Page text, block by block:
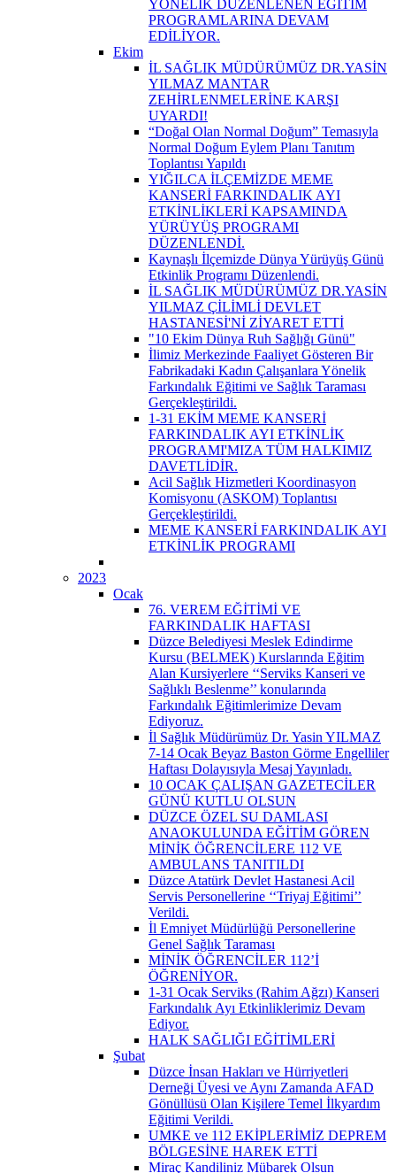
YÖNELİK DÜZENLENEN EĞİTİM
PROGRAMLARINA DEVAM
EDİLİYOR.
Ekim
İL SAĞLIK MÜDÜRÜMÜZ DR.YASİN
YILMAZ MANTAR
ZEHİRLENMELERİNE KARŞI
UYARDI!
“Doğal Olan Normal Doğum” Temasıyla
Normal Doğum Eylem Planı Tanıtım
Toplantısı Yapıldı
YIĞILCA İLÇEMİZDE MEME
KANSERİ FARKINDALIK AYI
ETKİNLİKLERİ KAPSAMINDA
YÜRÜYÜŞ PROGRAMI
DÜZENLENDİ.
Kaynaşlı İlçemizde Dünya Yürüyüş Günü
Etkinlik Programı Düzenlendi.
İL SAĞLIK MÜDÜRÜMÜZ DR.YASİN
YILMAZ ÇİLİMLİ DEVLET
HASTANESİ'Nİ ZİYARET ETTİ
"10 Ekim Dünya Ruh Sağlığı Günü"
İlimiz Merkezinde Faaliyet Gösteren Bir
Fabrikadaki Kadın Çalışanlara Yönelik
Farkındalık Eğitimi ve Sağlık Taraması
Gerçekleştirildi.
1-31 EKİM MEME KANSERİ
FARKINDALIK AYI ETKİNLİK
PROGRAMI'MIZA TÜM HALKIMIZ
DAVETLİDİR.
Acil Sağlık Hizmetleri Koordinasyon
Komisyonu (ASKOM) Toplantısı
Gerçekleştirildi.
MEME KANSERİ FARKINDALIK AYI
ETKİNLİK PROGRAMI
2023
Ocak
76. VEREM EĞİTİMİ VE
FARKINDALIK HAFTASI
Düzce Belediyesi Meslek Edindirme
Kursu (BELMEK) Kurslarında Eğitim
Alan Kursiyerlere ‘‘Serviks Kanseri ve
Sağlıklı Beslenme’’ konularında
Farkındalık Eğitimlerimize Devam
Ediyoruz.
İl Sağlık Müdürümüz Dr. Yasin YILMAZ
7-14 Ocak Beyaz Baston Görme Engelliler
Haftası Dolayısıyla Mesaj Yayınladı.
10 OCAK ÇALIŞAN GAZETECİLER
GÜNÜ KUTLU OLSUN
DÜZCE ÖZEL SU DAMLASI
ANAOKULUNDA EĞİTİM GÖREN
MİNİK ÖĞRENCİLERE 112 VE
AMBULANS TANITILDI
Düzce Atatürk Devlet Hastanesi Acil
Servis Personellerine ‘‘Triyaj Eğitimi’’
Verildi.
İl Emniyet Müdürlüğü Personellerine
Genel Sağlık Taraması
MİNİK ÖĞRENCİLER 112’İ
ÖĞRENİYOR.
1-31 Ocak Serviks (Rahim Ağzı) Kanseri
Farkındalık Ayı Etkinliklerimiz Devam
Ediyor.
HALK SAĞLIĞI EĞİTİMLERİ
Şubat
Düzce İnsan Hakları ve Hürriyetleri
Derneği Üyesi ve Aynı Zamanda AFAD
Gönüllüsü Olan Kişilere Temel İlkyardım
Eğitimi Verildi.
UMKE ve 112 EKİPLERİMİZ DEPREM
BÖLGESİNE HAREK ETTİ
Miraç Kandiliniz Mübarek Olsun